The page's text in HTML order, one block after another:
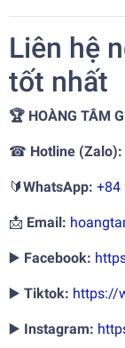
Liên hệ
tốt nhất
🏆 HOÀNG TÂM
☎ Hotline (Zalo):
🔰WhatsApp: +84
📩 Email:
▶️ Facebook:
▶️ Tiktok: https://
▶️ Instagram: